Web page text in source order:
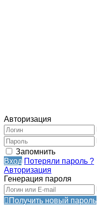
Авторизация
Запомнить
Вход Потеряли пароль ?
Авторизация
Генерация пароля
Получить новый пароль